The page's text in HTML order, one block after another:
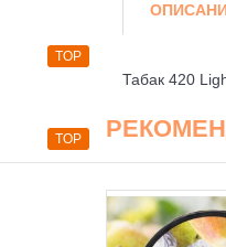
TOP
TOP
Табак 420